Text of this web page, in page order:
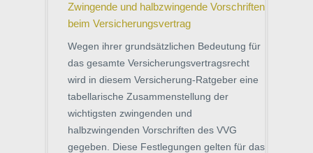
Zwingende und halbzwingende Vorschriften
beim Versicherungsvertrag
Wegen ihrer grundsätzlichen Bedeutung für
das gesamte Versicherungsvertragsrecht
wird in diesem Versicherung-Ratgeber eine
tabellarische Zusammenstellung der
wichtigsten zwingenden und
halbzwingenden Vorschriften des VVG
gegeben. Diese Festlegungen gelten für das